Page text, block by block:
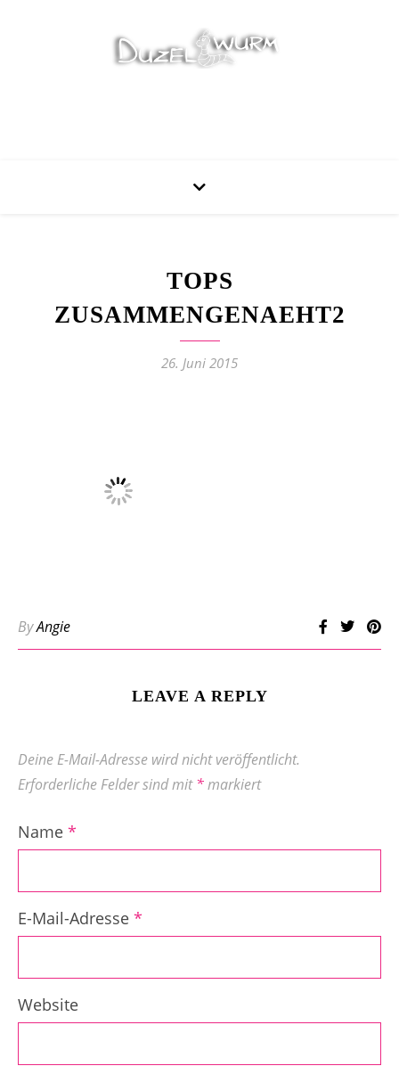
TOPS
ZUSAMMENGENAEHT2
26. Juni 2015
ByAngie
LEAVE A REPLY
Deine E-Mail-Adresse wird nicht veröffentlicht.
Erforderliche Felder sind mit*markiert
Name *
E-Mail-Adresse *
Website